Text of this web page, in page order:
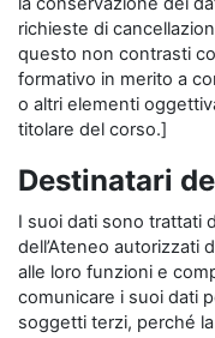
richieste di
questo non contrasti
formativo in merito a
o altri elementi
titolare del corso.]
Destinatari
I suoi dati sono trattati
dell’Ateneo autorizzati
alle loro funzioni e
comunicare i suoi dati
soggetti terzi, perché